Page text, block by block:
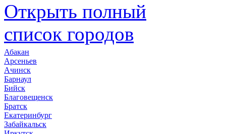
Открыть полный
список городов
Абакан
Арсеньев
Ачинск
Барнаул
Бийск
Благовещенск
Братск
Екатеринбург
Забайкальск